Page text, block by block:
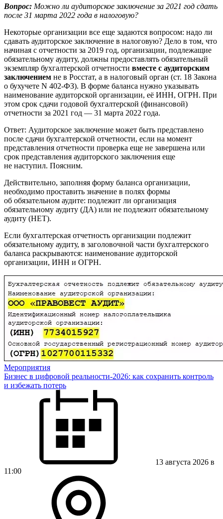
Вопрос: Можно ли аудиторское заключение за 2021 год сдать
после 31 марта 2022 года в налоговую?
Некоторые организации все еще задаются вопросом: надо ли
сдавать аудиторское заключение в налоговую? Дело в том, что
начиная с отчетности за 2019 год, организации, подлежащие
обязательному аудиту, должны предоставлять обязательный
экземпляр бухгалтерской отчетности вместе с аудиторским
заключением не в Росстат, а в налоговый орган (ст. 18 Закона
о бухучете N 402-ФЗ). В форме баланса нужно указывать
наименование аудиторской организации, её ИНН, ОГРН. При
этом срок сдачи годовой бухгалтерской (финансовой)
отчетности за 2021 год — 31 марта 2022 года.
Ответ: Аудиторское заключение может быть представлено
после сдачи бухгалтерской отчетности, если на момент
представления отчетности проверка еще не завершена или
срок представления аудиторского заключения еще
не наступил. Поясним.
Действительно, заполняя форму баланса организации,
необходимо проставить значение в полях формы
об обязательном аудите: подлежит ли организация
обязательному аудиту (ДА) или не подлежит обязательному
аудиту (НЕТ).
Если бухгалтерская отчетность организации подлежит
обязательному аудиту, в заголовочной части бухгалтерского
баланса раскрываются: наименование аудиторской
организации, ИНН и ОГРН.
Мероприятия
Бизнес в цифровой реальности-2026: как сохранить контроль
и избежать потерь
13 августа 2026 в
11:00